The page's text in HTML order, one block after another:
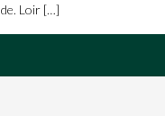
Loir […]